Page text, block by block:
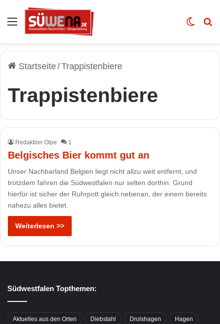
Auswahl Skin
Startseite/Trappistenbiere
Trappistenbiere
Redaktion Olpe 1
Belgisches Bier kommt gut an
Unser Nachbarland Belgien liegt nicht allzu weit entfernt, und
trotzdem fahren die Südwestfalen nur selten dorthin. Grund
hierfür ist sicher der Ruhrpott gleich nebenan, der einem bereits
nahezu alles bietet.
Weiterlesen >>
Südwestfalen Topthemen:
Aktuelles aus den Orten Diebstahl Drolshagen Hagen